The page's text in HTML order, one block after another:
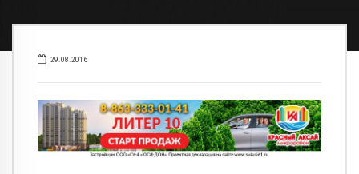
29.08.2016